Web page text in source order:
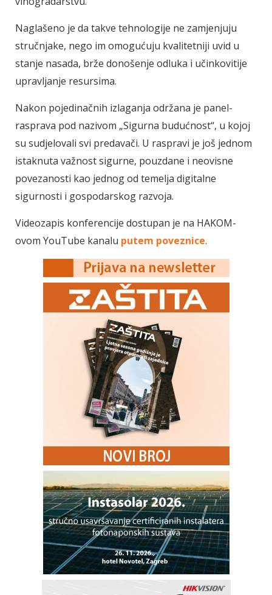
Naglašeno je da takve tehnologije ne zamjenjuju
stručnjake, nego im omogućuju kvalitetniji uvid u
stanje nasada, brže donošenje odluka i učinkovitije
upravljanje resursima.
Nakon pojedinačnih izlaganja održana je panel-
rasprava pod nazivom „Sigurna budućnost“, u kojoj
su sudjelovali svi predavači. U raspravi je još jednom
istaknuta važnost sigurne, pouzdane i neovisne
povezanosti kao jednog od temelja digitalne
sigurnosti i gospodarskog razvoja.
Videozapis konferencije dostupan je na HAKOM-
ovom YouTube kanalu putem poveznice.